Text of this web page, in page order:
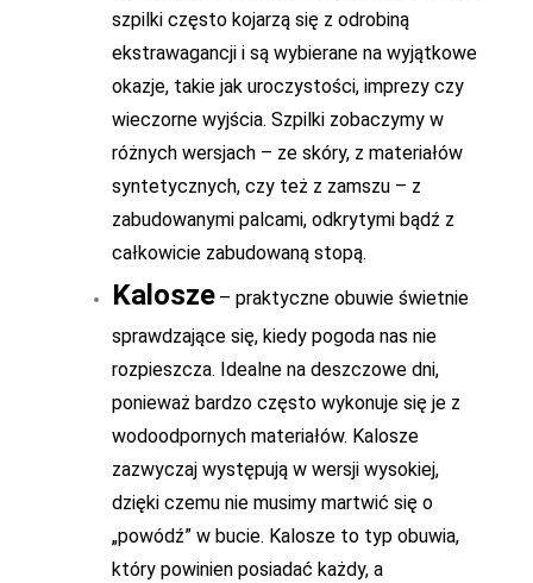
szpilki często kojarzą się z odrobiną
ekstrawagancji i są wybierane na wyjątkowe
okazje, takie jak uroczystości, imprezy czy
wieczorne wyjścia. Szpilki zobaczymy w
różnych wersjach – ze skóry, z materiałów
syntetycznych, czy też z zamszu – z
zabudowanymi palcami, odkrytymi bądź z
całkowicie zabudowaną stopą.
Kalosze – praktyczne obuwie świetnie
sprawdzające się, kiedy pogoda nas nie
rozpieszcza. Idealne na deszczowe dni,
ponieważ bardzo często wykonuje się je z
wodoodpornych materiałów. Kalosze
zazwyczaj występują w wersji wysokiej,
dzięki czemu nie musimy martwić się o
„powódź” w bucie. Kalosze to typ obuwia,
który powinien posiadać każdy, a